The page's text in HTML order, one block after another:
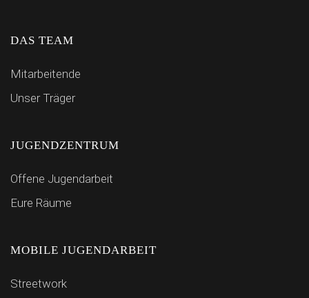
DAS TEAM
Mitarbeitende
Unser Träger
JUGENDZENTRUM
Offene Jugendarbeit
Eure Räume
MOBILE JUGENDARBEIT
Streetwork